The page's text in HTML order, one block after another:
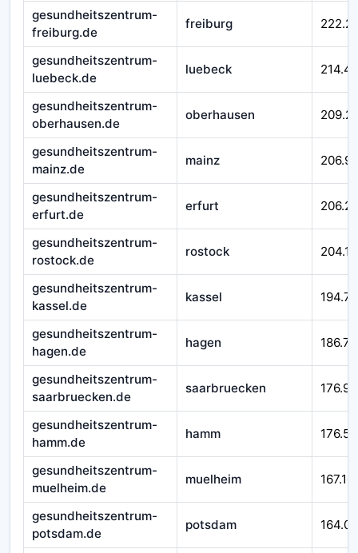
gesundheitszentrum-
freiburg.de
freiburg
gesundheitszentrum-
luebeck.de
luebeck
gesundheitszentrum-
oberhausen.de
oberhausen
gesundheitszentrum-
mainz.de
mainz
gesundheitszentrum-
erfurt.de
erfurt
gesundheitszentrum-
rostock.de
rostock
gesundheitszentrum-
kassel.de
kassel
gesundheitszentrum-
hagen.de
hagen
gesundheitszentrum-
saarbruecken.de
saarbruecken
gesundheitszentrum-
hamm.de
hamm
gesundheitszentrum-
muelheim.de
muelheim
gesundheitszentrum-
potsdam.de
potsdam